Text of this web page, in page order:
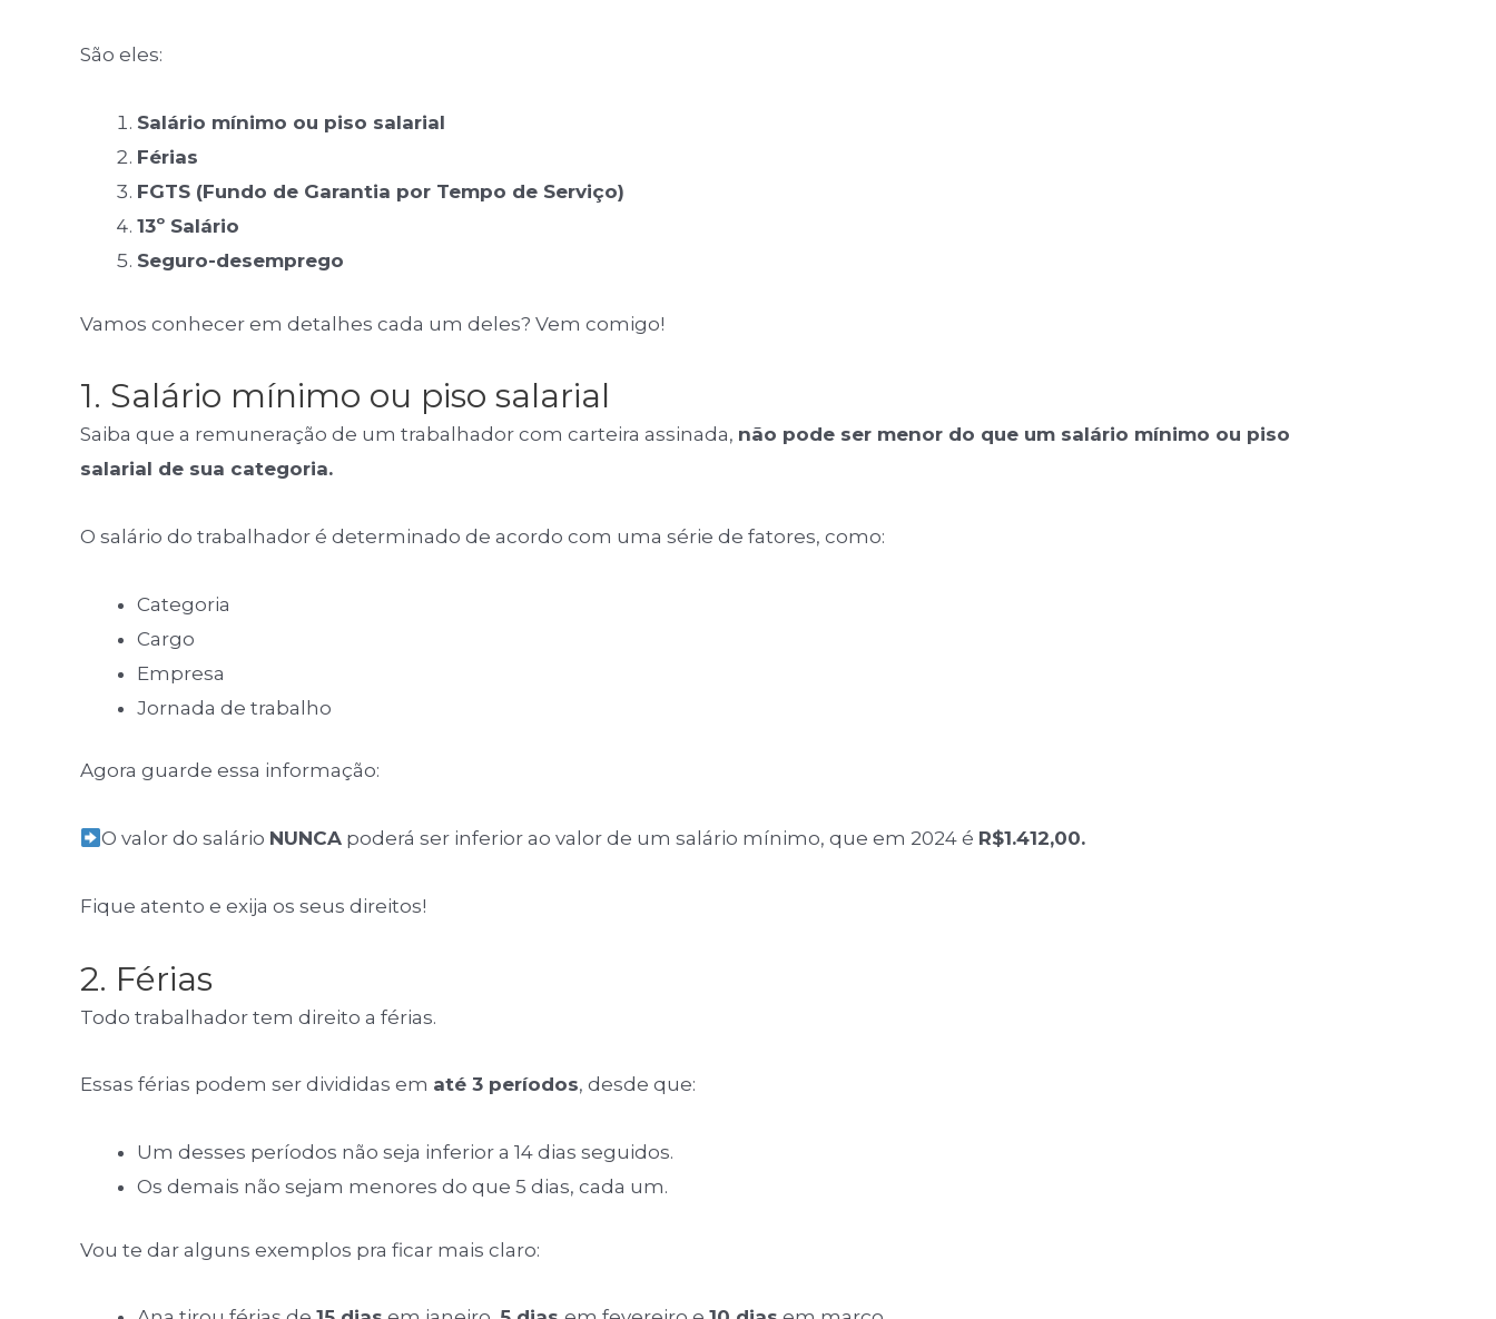
São eles:
Salário mínimo ou piso salarial
Férias
FGTS (Fundo de Garantia por Tempo de Serviço)
13º Salário
Seguro-desemprego
Vamos conhecer em detalhes cada um deles? Vem comigo!
1. Salário mínimo ou piso salarial
Saiba que a remuneração de um trabalhador com carteira assinada, não pode ser menor do que um salário mínimo ou piso
salarial de sua categoria.
O salário do trabalhador é determinado de acordo com uma série de fatores, como:
Categoria
Cargo
Empresa
Jornada de trabalho
Agora guarde essa informação:
O valor do salário NUNCA poderá ser inferior ao valor de um salário mínimo, que em 2024 é R$1.412,00.
Fique atento e exija os seus direitos!
2. Férias
Todo trabalhador tem direito a férias.
Essas férias podem ser divididas em até 3 períodos, desde que:
Um desses períodos não seja inferior a 14 dias seguidos.
Os demais não sejam menores do que 5 dias, cada um.
Vou te dar alguns exemplos pra ficar mais claro: